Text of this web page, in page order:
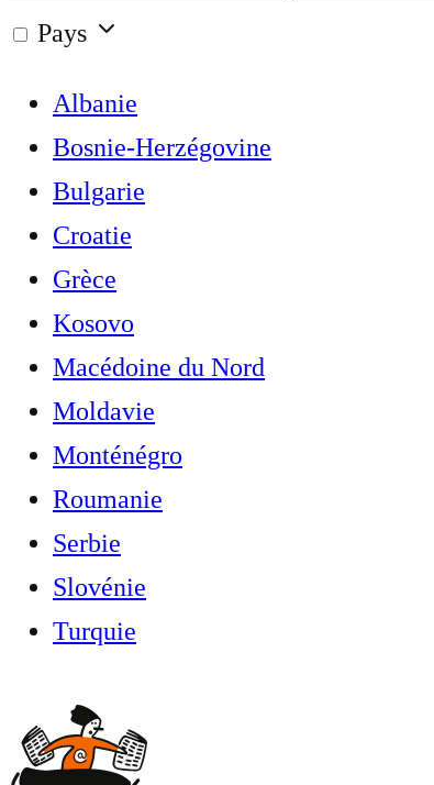
Pays
Albanie
Bosnie-Herzégovine
Bulgarie
Croatie
Grèce
Kosovo
Macédoine du Nord
Moldavie
Monténégro
Roumanie
Serbie
Slovénie
Turquie